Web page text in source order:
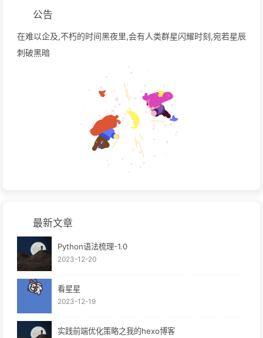
公告
在难以企及,不朽的时间黑夜里,会有人类群星闪耀时刻,宛若星辰
刺破黑暗
最新文章
Python语法梳理-1.0
2023-12-20
看星星
2023-12-19
实践前端优化策略之我的hexo博客